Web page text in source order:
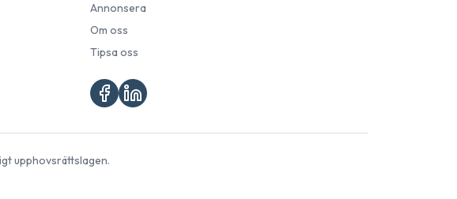
Annonsera
Om oss
Tipsa oss
upphovsrättslagen.